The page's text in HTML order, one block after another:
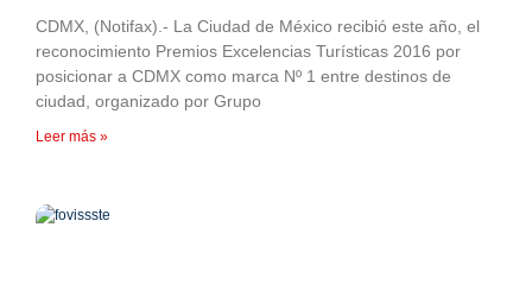
CDMX, (Notifax).- La Ciudad de México recibió este año, el
reconocimiento Premios Excelencias Turísticas 2016 por
posicionar a CDMX como marca Nº 1 entre destinos de
ciudad, organizado por Grupo
Leer más »